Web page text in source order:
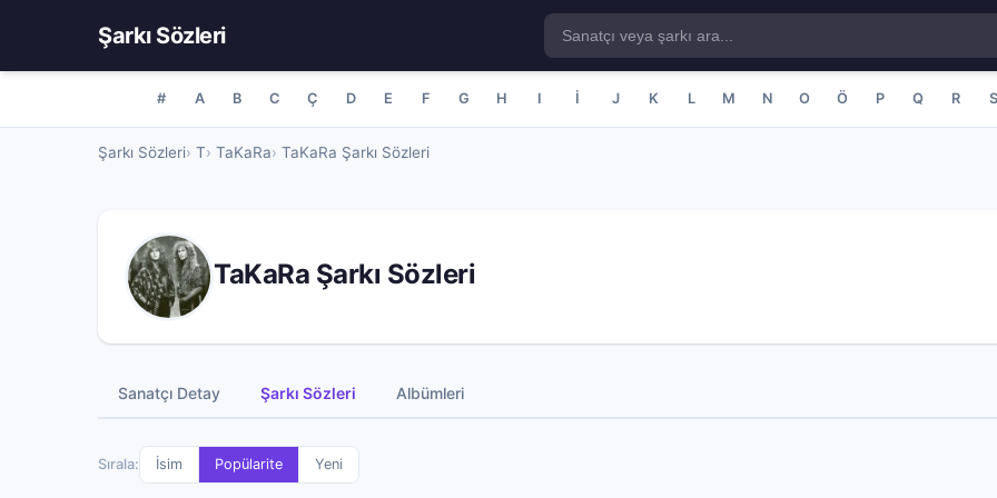
Şarkı Sözleri
# A B C Ç D E F G H I İ J K L M N O Ö P Q R S
Şarkı Sözleri T TaKaRa TaKaRa Şarkı Sözleri
TaKaRa Şarkı Sözleri
Sanatçı Detay Şarkı Sözleri Albümleri
Sırala: İsim Popülarite Yeni